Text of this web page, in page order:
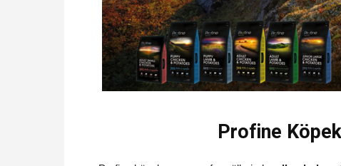
Profine